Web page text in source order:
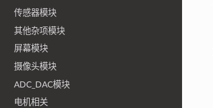
传感器模块
其他杂项模块
屏幕模块
摄像头模块
ADC_DAC模块
电机相关